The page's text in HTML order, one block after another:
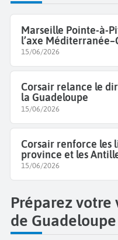
Marseille Pointe-à-
l’axe
15/06/2026
Corsair relance le
la Guadeloupe
15/06/2026
Corsair renforce les
province et les
15/06/2026
Préparez votre
de